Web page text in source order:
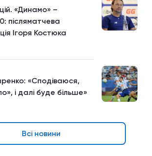
«Динамо» –
післяматчева
Ігоря Костюка
«Сподіваюся,
і далі буде більше»
Всі новини